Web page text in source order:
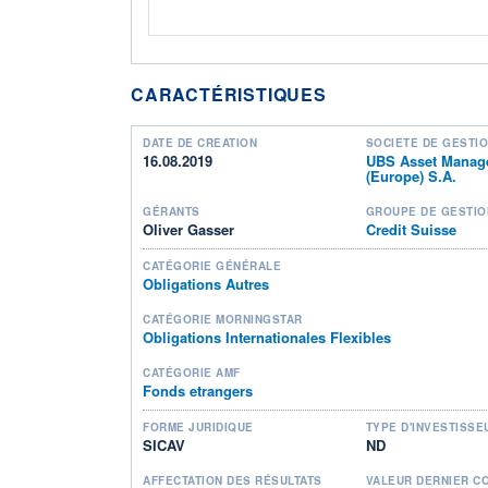
CARACTÉRISTIQUES
DATE DE CRÉATION
16.08.2019
SOCIÉTÉ DE
UBS Asset
(Europe) S.A.
GÉRANTS
Oliver Gasser
GROUPE DE
Credit Suisse
CATÉGORIE GÉNÉRALE
Obligations Autres
CATÉGORIE MORNINGSTAR
Obligations Internationales Flexibles
CATÉGORIE AMF
Fonds etrangers
FORME JURIDIQUE
SICAV
TYPE
ND
AFFECTATION DES RÉSULTATS VALEUR DERNIER